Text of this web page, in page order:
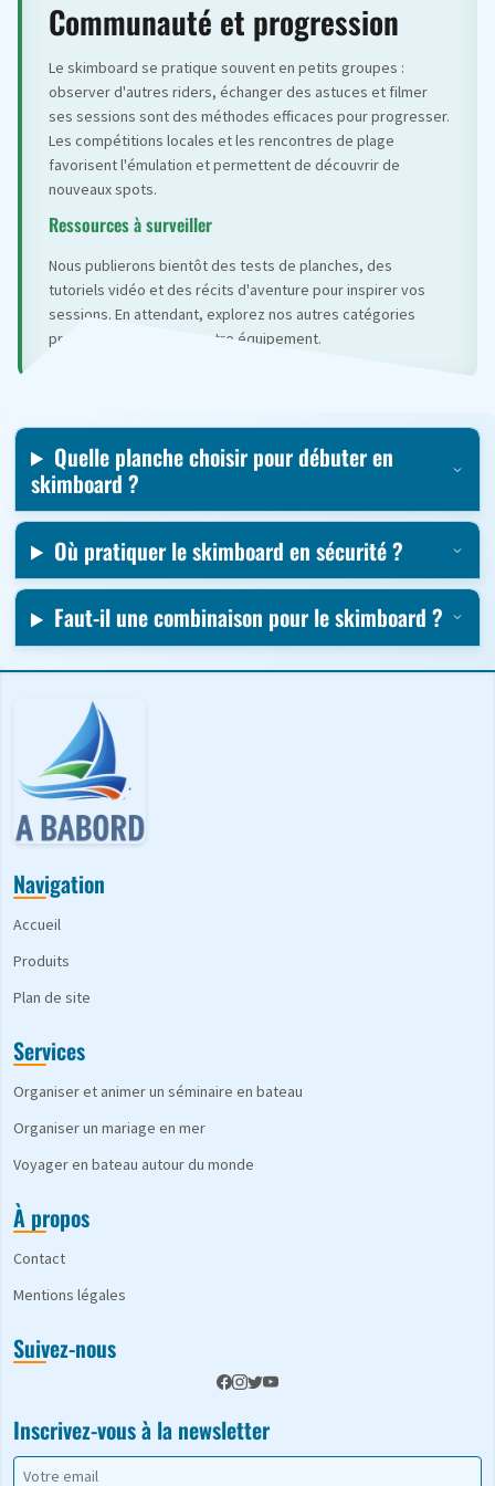
Communauté et progression
Le skimboard se pratique souvent en petits groupes :
observer d'autres riders, échanger des astuces et filmer
ses sessions sont des méthodes efficaces pour progresser.
Les compétitions locales et les rencontres de plage
favorisent l'émulation et permettent de découvrir de
nouveaux spots.
Ressources à surveiller
Nous publierons bientôt des tests de planches, des
tutoriels vidéo et des récits d'aventure pour inspirer vos
sessions. En attendant, explorez nos autres catégories
produit pour préparer votre équipement.
Quelle planche choisir pour débuter en
skimboard ?
Où pratiquer le skimboard en sécurité ?
Faut-il une combinaison pour le skimboard ?
Navigation
Accueil
Produits
Plan de site
Services
Organiser et animer un séminaire en bateau
Organiser un mariage en mer
Voyager en bateau autour du monde
À propos
Contact
Mentions légales
Suivez-nous
Inscrivez-vous à la newsletter